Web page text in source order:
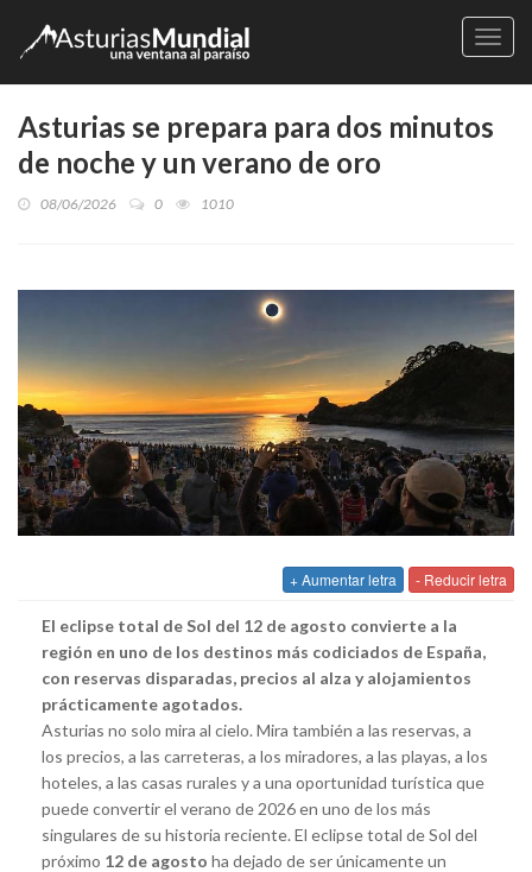
Asturias se prepara para dos minutos
de noche y un verano de oro
08/06/2026 0 1010
+ Aumentar letra - Reducir letra
El eclipse total de Sol del 12 de agosto convierte a la
región en uno de los destinos más codiciados de España,
con reservas disparadas, precios al alza y alojamientos
prácticamente agotados.
Asturias no solo mira al cielo. Mira también a las reservas, a
los precios, a las carreteras, a los miradores, a las playas, a los
hoteles, a las casas rurales y a una oportunidad turística que
puede convertir el verano de 2026 en uno de los más
singulares de su historia reciente. El eclipse total de Sol del
próximo 12 de agosto ha dejado de ser únicamente un